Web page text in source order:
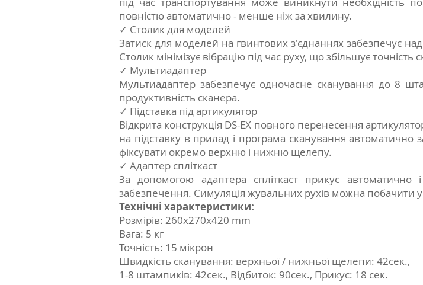
повністю автоматично - менше ніж за хвилину.
✓ Столик для моделей
Затиск для моделей на гвинтових з'єднаннях забезпечує
Столик мінімізує вібрацію під час руху, що збільшує точність
✓ Мультиадаптер
Мультиадаптер забезпечує одночасне сканування до 8
продуктивність сканера.
✓ Підставка під артикулятор
Відкрита конструкція DS-EX повного перенесення
на підставку в прилад і програма сканування
фіксувати окремо верхню і нижню щелепу.
✓ Адаптер спліткаст
За допомогою адаптера спліткаст прикус
забезпечення. Симуляція жувальних рухів можна побачити у
Технічні характеристики:
Розмірів: 260х270х420 mm
Вага: 5 кг
Точність: 15 мікрон
Швидкість сканування: верхньої / нижньої щелепи: 42сек.,
1-8 штампиків: 42сек., Відбиток: 90сек., Прикус: 18 сек.